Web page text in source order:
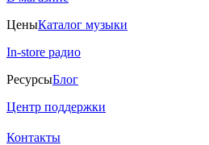
ЦеныКаталог музыки
In-store радио
РесурсыБлог
Центр поддержки
Контакты